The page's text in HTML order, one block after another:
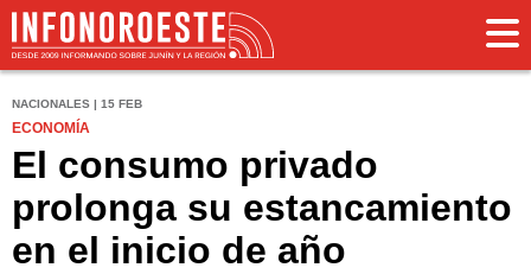
NACIONALES | 15 FEB
ECONOMÍA
El consumo privado
prolonga su estancamiento
en el inicio de año